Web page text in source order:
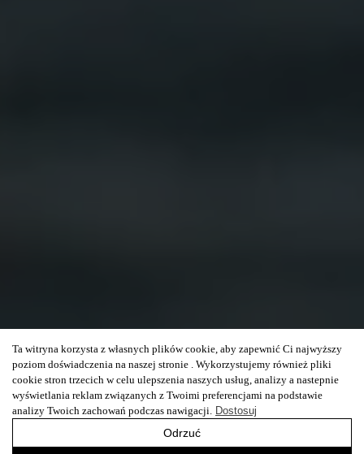
Ta witryna korzysta z własnych plików cookie, aby zapewnić Ci najwyższy
poziom doświadczenia na naszej stronie . Wykorzystujemy również pliki
cookie stron trzecich w celu ulepszenia naszych usług, analizy a nastepnie
wyświetlania reklam związanych z Twoimi preferencjami na podstawie
analizy Twoich zachowań podczas nawigacji. Dostosuj
Odrzuć